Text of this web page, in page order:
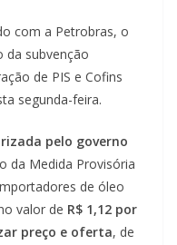
com a Petrobras, o
da subvenção
de PIS e Cofins
segunda-feira.
pelo governo
da Medida Provisória
de óleo
valor de R$ 1,12 por
preço e oferta, de